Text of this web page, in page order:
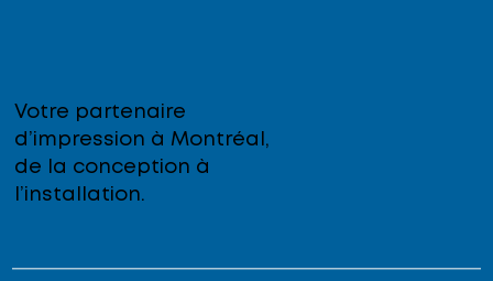
Votre partenaire
d’impression à Montréal,
de la conception à
l’installation.